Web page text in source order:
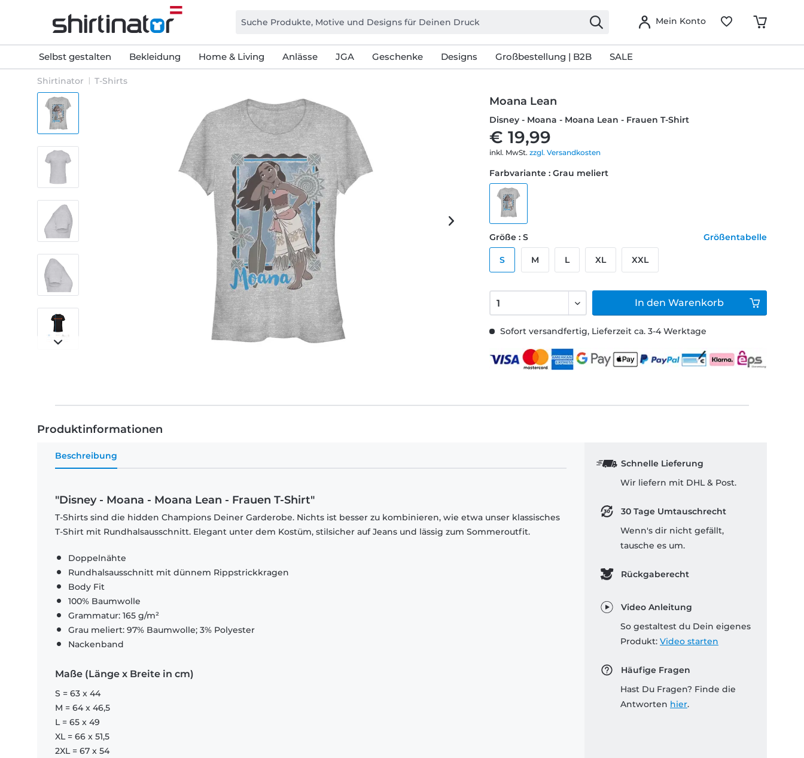
Mein Konto
Selbst gestalten Bekleidung Home & Living Anlässe JGA Geschenke Designs Großbestellung | B2B SALE
Shirtinator T-Shirts
Moana Lean
Disney - Moana - Moana Lean - Frauen T-Shirt
€ 19,99
inkl. MwSt.zzgl. Versandkosten
Sofort versandfertig, Lieferzeit ca. 3-4 Werktage
Farbvariante : Grau meliert
Größe : S Größentabelle
S M L XL XXL
In den Warenkorb
Produktinformationen
Beschreibung
"Disney - Moana - Moana Lean - Frauen T-Shirt"
T-Shirts sind die hidden Champions Deiner Garderobe. Nichts ist besser zu kombinieren, wie etwa unser klassisches
T-Shirt mit Rundhalsausschnitt. Elegant unter dem Kostüm, stilsicher auf Jeans und lässig zum Sommeroutfit.
Doppelnähte
Rundhalsausschnitt mit dünnem Rippstrickkragen
Body Fit
100% Baumwolle
Grammatur: 165 g/m²
Grau meliert: 97% Baumwolle; 3% Polyester
Nackenband
Maße (Länge x Breite in cm)
S = 63 x 44
M = 64 x 46,5
L = 65 x 49
XL = 66 x 51,5
2XL = 67 x 54
Schnelle Lieferung
Wir liefern mit DHL & Post.
30 Tage Umtauschrecht
Wenn's dir nicht gefällt,
tausche es um.
Rückgaberecht
Video Anleitung
So gestaltest du Dein eigenes
Produkt: Video starten
Häufige Fragen
Hast Du Fragen? Finde die
Antworten hier.